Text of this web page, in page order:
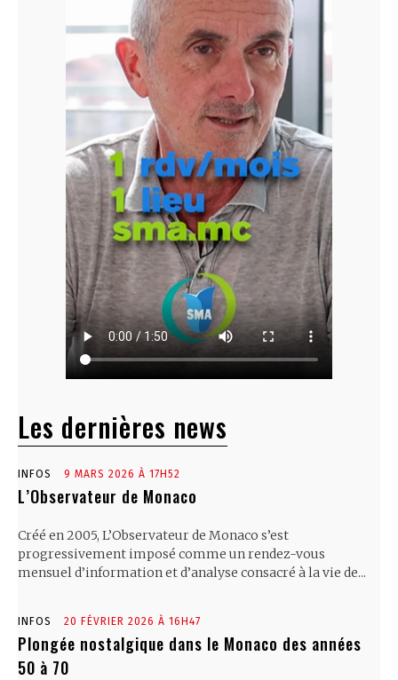
Les dernières news
INFOS 9 MARS 2026 À 17H52
L’Observateur de Monaco
Créé en 2005, L’Observateur de Monaco s’est
progressivement imposé comme un rendez-vous
mensuel d’information et d’analyse consacré à la vie de...
INFOS 20 FÉVRIER 2026 À 16H47
Plongée nostalgique dans le Monaco des années
50 à 70